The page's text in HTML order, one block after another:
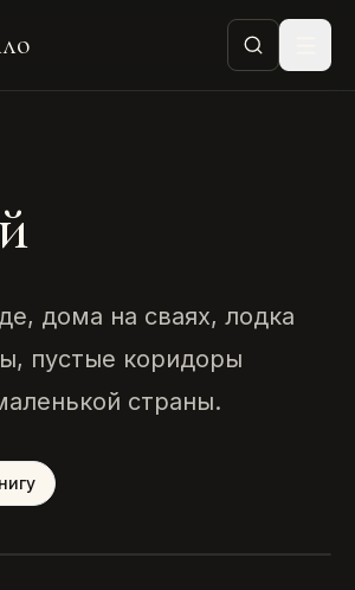
дома на сваях, лодка
пустые коридоры
страны.